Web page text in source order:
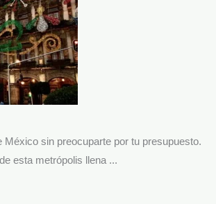
México sin preocuparte por tu presupuesto.
esta metrópolis llena ...